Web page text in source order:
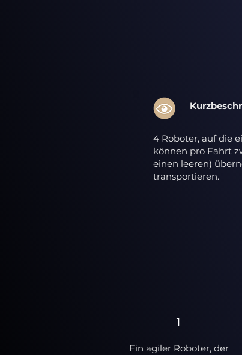
4 Roboter, auf die
können pro Fahrt
einen leeren)
transportieren.
1
Ein agiler Roboter, der